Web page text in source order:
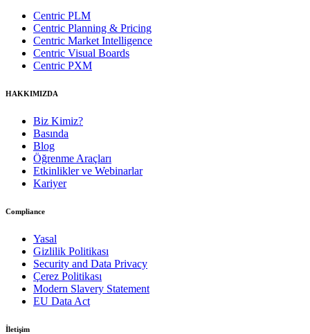
Centric PLM
Centric Planning & Pricing
Centric Market Intelligence
Centric Visual Boards
Centric PXM
HAKKIMIZDA
Biz Kimiz?
Basında
Blog
Öğrenme Araçları
Etkinlikler ve Webinarlar
Kariyer
Compliance
Yasal
Gizlilik Politikası
Security and Data Privacy
Çerez Politikası
Modern Slavery Statement
EU Data Act
İletişim